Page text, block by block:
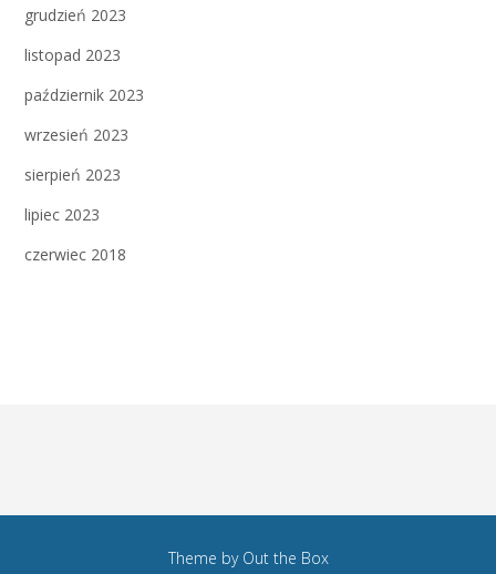
grudzień 2023
listopad 2023
październik 2023
wrzesień 2023
sierpień 2023
lipiec 2023
czerwiec 2018
Theme by Out the Box